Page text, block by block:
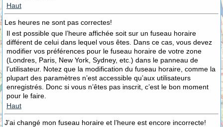
Haut
Les heures ne sont pas correctes!
Il est possible que l’heure affichée soit sur un fuseau horaire
différent de celui dans lequel vous êtes. Dans ce cas, vous devez
modifier vos préférences pour le fuseau horaire de votre zone
(Londres, Paris, New York, Sydney, etc.) dans le panneau de
l’utilisateur. Notez que la modification du fuseau horaire, comme la
plupart des paramètres n’est accessible qu’aux utilisateurs
enregistrés. Donc si vous n’êtes pas inscrit, c’est le bon moment
pour le faire.
Haut
J’ai changé mon fuseau horaire et l’heure est encore incorrecte!